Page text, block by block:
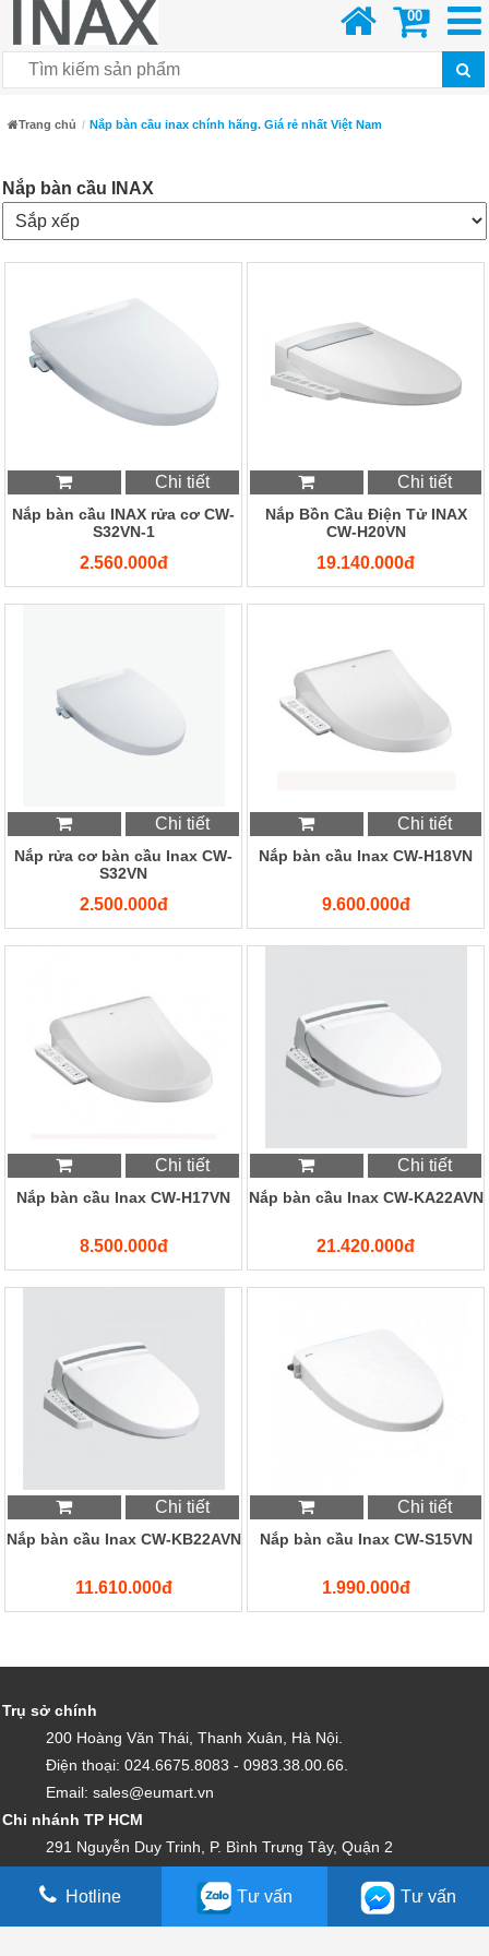
00
Trang chủ Nắp bàn cầu inax chính hãng. Giá rẻ nhất Việt Nam
Nắp bàn cầu INAX
Chi tiết
Nắp bàn cầu INAX rửa cơ CW-
S32VN-1
2.560.000đ
Chi tiết
Nắp Bồn Cầu Điện Tử INAX
CW-H20VN
19.140.000đ
Chi tiết
Nắp rửa cơ bàn cầu Inax CW-
S32VN
2.500.000đ
Chi tiết
Nắp bàn cầu Inax CW-H18VN
9.600.000đ
Chi tiết
Nắp bàn cầu Inax CW-H17VN
8.500.000đ
Chi tiết
Nắp bàn cầu Inax CW-KA22AVN
21.420.000đ
Chi tiết
Nắp bàn cầu Inax CW-KB22AVN
11.610.000đ
Chi tiết
Nắp bàn cầu Inax CW-S15VN
1.990.000đ
Trụ sở chính
200 Hoàng Văn Thái, Thanh Xuân, Hà Nội.
Điện thoại: 024.6675.8083 - 0983.38.00.66.
Email: sales@eumart.vn
Chi nhánh TP HCM
291 Nguyễn Duy Trinh, P. Bình Trưng Tây, Quận 2
Email: sales@eumart.vn
Hotline Tư vấn Tư vấn